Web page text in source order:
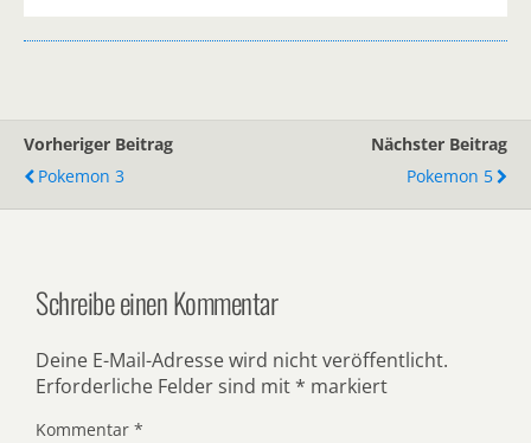
Vorheriger Beitrag
Pokemon 3
Nächster Beitrag
Pokemon 5
Schreibe einen Kommentar
Deine E-Mail-Adresse wird nicht veröffentlicht.
Erforderliche Felder sind mit * markiert
Kommentar *